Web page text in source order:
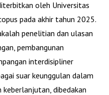
oleh Universitas
pada akhir tahun 2025.
penelitian dan ulasan
pembangunan
interdisipliner
suar keunggulan dalam
dibedakan